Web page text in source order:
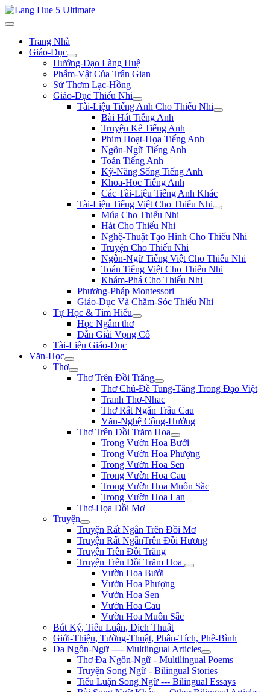
Trang Nhà
Giáo-Dục
Hướng-Đạo Làng Huệ
Phẩm-Vật Của Trân Gian
Sử Thơm Lạc-Hồng
Giáo-Dục Thiếu Nhi
Tài-Liệu Tiếng Anh Cho Thiếu Nhi
Bài Hát Tiếng Anh
Truyện Kể Tiếng Anh
Phim Hoạt-Họa Tiếng Anh
Ngôn-Ngữ Tiếng Anh
Toán Tiếng Anh
Kỹ-Năng Sống Tiếng Anh
Khoa-Học Tiếng Anh
Các Tài-Liệu Tiếng Anh Khác
Tài-Liệu Tiếng Việt Cho Thiếu Nhi
Múa Cho Thiếu Nhi
Hát Cho Thiếu Nhi
Nghệ-Thuật Tạo Hình Cho Thiếu Nhi
Truyện Cho Thiếu Nhi
Ngôn-Ngữ Tiếng Việt Cho Thiếu Nhi
Toán Tiếng Việt Cho Thiếu Nhi
Khám-Phá Cho Thiếu Nhi
Phương-Pháp Montessori
Giáo-Dục Và Chăm-Sóc Thiếu Nhi
Tự Học & Tìm Hiểu
Học Ngâm thơ
Dẫn Giải Vọng Cổ
Tài-Liệu Giáo-Dục
Văn-Học
Thơ
Thơ Trên Đồi Trăng
Thơ Chủ-Đề Tung-Tăng Trong Đạo Việt
Tranh Thơ-Nhac
Thơ Rất Ngắn Trầu Cau
Văn-Nghệ Cộng-Hưởng
Thơ Trên Đồi Trăm Hoa
Trong Vườn Hoa Bưởi
Trong Vườn Hoa Phượng
Trong Vườn Hoa Sen
Trong Vườn Hoa Cau
Trong Vườn Hoa Muôn Sắc
Trong Vườn Hoa Lan
Thơ-Họa Đồi Mơ
Truyện
Truyện Rất Ngắn Trên Đồi Mơ
Truyện Rất NgắnTrên Đồi Hương
Truyện Trên Đồi Trăng
Truyện Trên Đồi Trăm Hoa
Vườn Hoa Bưởi
Vườn Hoa Phượng
Vườn Hoa Sen
Vườn Hoa Cau
Vườn Hoa Muôn Sắc
Bút Ký, Tiểu Luận, Dịch Thuật
Giới-Thiệu, Tường-Thuật, Phân-Tích, Phê-Bình
Đa Ngôn-Ngữ ---- Multlingual Articles
Thơ Đa Ngôn-Ngữ - Multilingual Poems
Truyện Song Ngữ - Bilingual Stories
Tiểu Luận Song Ngữ --- Bilingual Essays